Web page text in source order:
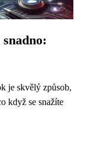
je skvělý způsob,
když se snažíte